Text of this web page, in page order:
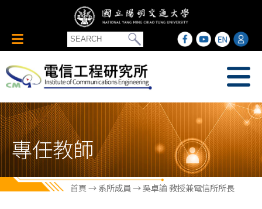
專任教師
首頁→系所成員→ 吳卓諭 教授兼電信所所長